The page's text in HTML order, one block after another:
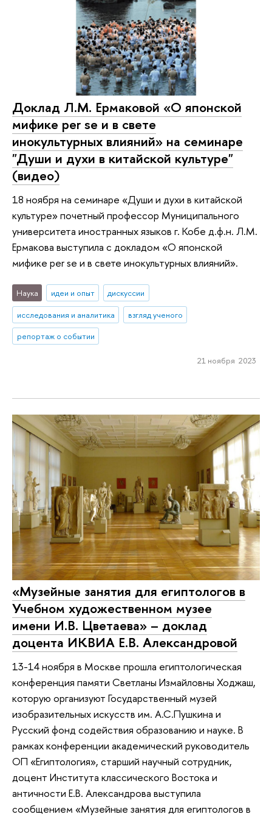
Доклад Л.М. Ермаковой «О японской
мифике per se и в свете
инокультурных влияний» на семинаре
"Души и духи в китайской культуре"
(видео)
18 ноября на семинаре «Души и духи в китайской
культуре» почетный профессор Муниципального
университета иностранных языков г. Кобе д.ф.н. Л.М.
Ермакова выступила с докладом «О японской
мифике per se и в свете инокультурных влияний».
Наука идеи и опыт
дискуссии
исследования и аналитика
взгляд ученого
репортаж о событии
21 ноября 2023
«Музейные занятия для египтологов в
Учебном художественном музее
имени И.В. Цветаева» – доклад
доцента ИКВИА Е.В. Александровой
13-14 ноября в Москве прошла египтологическая
конференция памяти Светланы Измайловны Ходжаш,
которую организуют Государственный музей
изобразительных искусств им. А.С.Пушкина и
Русский фонд содействия образованию и науке. В
рамках конференции академический руководитель
ОП «Египтология», старший научный сотрудник,
доцент Института классического Востока и
античности Е.В. Александрова выступила
сообщением «Музейные занятия для египтологов в